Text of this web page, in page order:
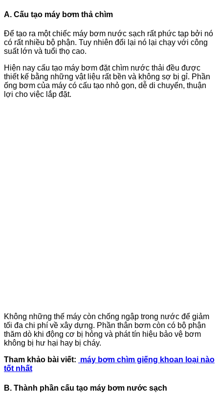
A. Cấu tạo máy bơm thả chìm
Để tạo ra một chiếc máy bơm nước sạch rất phức tạp bởi nó
có rất nhiều bộ phận. Tuy nhiên đổi lại nó lại chạy với công
suất lớn và tuổi thọ cao.
Hiện nay cấu tạo máy bơm đặt chìm nước thải đều được
thiết kế bằng những vật liệu rất bền và không sợ bị gỉ. Phần
ống bơm của máy có cấu tạo nhỏ gọn, dễ di chuyển, thuận
lợi cho việc lắp đặt.
Không những thế máy còn chống ngập trong nước để giảm
tối đa chi phí về xây dựng. Phần thân bơm còn có bộ phận
thăm dò khi động cơ bị hỏng và phát tín hiệu bảo vệ bơm
không bị hư hại hay bị cháy.
Tham khảo bài viết: máy bơm chìm giếng khoan loại nào
tốt nhất
B. Thành phần cấu tạo máy bơm nước sạch